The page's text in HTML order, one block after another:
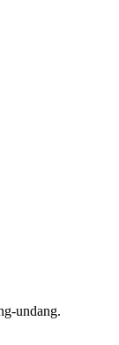
undang.